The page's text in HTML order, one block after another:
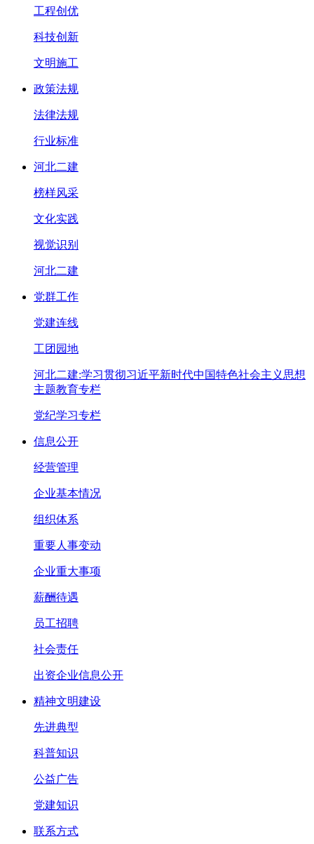
工程创优
科技创新
文明施工
政策法规
法律法规
行业标准
河北二建
榜样风采
文化实践
视觉识别
河北二建
党群工作
党建连线
工团园地
河北二建:学习贯彻习近平新时代中国特色社会主义思想
主题教育专栏
党纪学习专栏
信息公开
经营管理
企业基本情况
组织体系
重要人事变动
企业重大事项
薪酬待遇
员工招聘
社会责任
出资企业信息公开
精神文明建设
先进典型
科普知识
公益广告
党建知识
联系方式